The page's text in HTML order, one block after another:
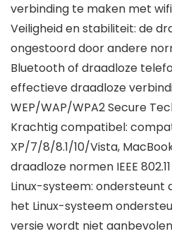
verbinding te maken met
Veiligheid en stabiliteit: de
ongestoord door andere
Bluetooth of draadloze
effectieve draadloze
WEP/WAP/WPA2 Secure
Krachtig compatibel:
XP/7/8/8.1/10/Vista, MacBook
draadloze normen IEEE
Linux-systeem: ondersteunt
het Linux-systeem
versie wordt niet